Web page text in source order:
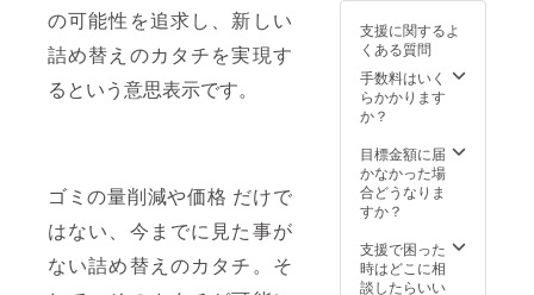
の可能性を追求し、新しい
詰め替えのカタチを実現す
るという意思表示です。
ゴミの量削減や価格 だけで
はない、今までに見た事が
ない詰め替えのカタチ。そ
支援に関するよ
くある質問
手数料はいく
らかかります
か？
目標金額に届
かなかった場
合どうなりま
すか？
支援で困った
時はどこに相
談したらいい